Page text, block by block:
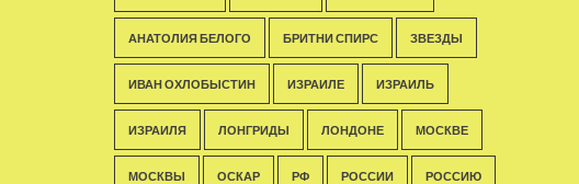
АНАТОЛИЯ БЕЛОГО БРИТНИ СПИРС ЗВЕЗДЫ
ИВАН ОХЛОБЫСТИН ИЗРАИЛЕ ИЗРАИЛЬ
ИЗРАИЛЯ ЛОНГРИДЫ ЛОНДОНЕ МОСКВЕ
МОСКВЫ ОСКАР РФ РОССИИ РОССИЮ